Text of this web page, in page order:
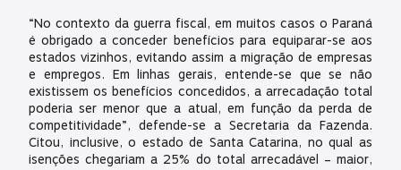
“No contexto da guerra fiscal, em muitos casos o Paraná
é obrigado a conceder benefícios para equiparar-se aos
estados vizinhos, evitando assim a migração de empresas
e empregos. Em linhas gerais, entende-se que se não
existissem os benefícios concedidos, a arrecadação total
poderia ser menor que a atual, em função da perda de
competitividade”, defende-se a Secretaria da Fazenda.
Citou, inclusive, o estado de Santa Catarina, no qual as
isenções chegariam a 25% do total arrecadável – maior,